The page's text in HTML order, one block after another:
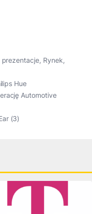
prezentacje, Rynek,
Hue
Automotive
(3)